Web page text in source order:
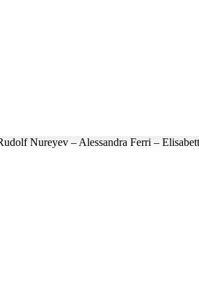
Nureyev – Alessandra Ferri –